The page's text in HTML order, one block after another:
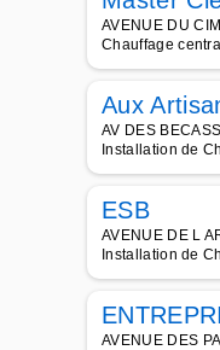
AVENUE DU
Chauffage
Aux
AV DES
Installation de
ESB
AVENUE DE L
Installation de
AVENUE DES